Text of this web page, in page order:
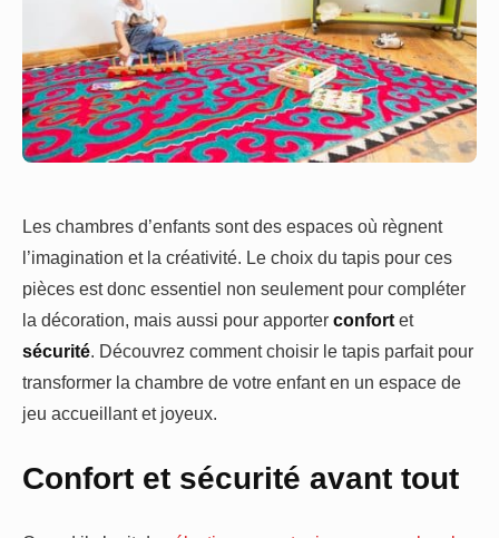
Les chambres d’enfants sont des espaces où règnent
l’imagination et la créativité. Le choix du tapis pour ces
pièces est donc essentiel non seulement pour compléter
la décoration, mais aussi pour apporter confort et
sécurité. Découvrez comment choisir le tapis parfait pour
transformer la chambre de votre enfant en un espace de
jeu accueillant et joyeux.
Confort et sécurité avant tout